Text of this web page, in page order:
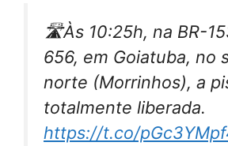
🛣️Às 10:25h, na BR-
656, em Goiatuba, no
norte (Morrinhos), a
totalmente liberada.
https://t.co/